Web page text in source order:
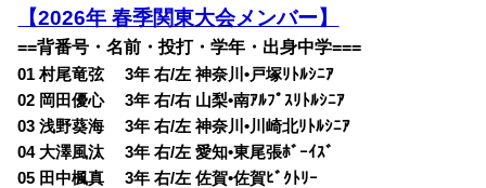
【2026年 春季関東大会メンバー】
==背番号・名前・投打・学年・出身中学===
01 村尾竜弦 3年 右/左 神奈川•戸塚ﾘﾄﾙｼﾆｱ
02 岡田優心 3年 右/右 山梨•南ｱﾙﾌﾟｽﾘﾄﾙｼﾆｱ
03 浅野葵海 3年 右/左 神奈川•川崎北ﾘﾄﾙｼﾆｱ
04 大澤風汰 3年 右/左 愛知•東尾張ﾎﾞｰｲｽﾞ
05 田中楓真 3年 右/左 佐賀•佐賀ﾋﾞｸﾄﾘｰ